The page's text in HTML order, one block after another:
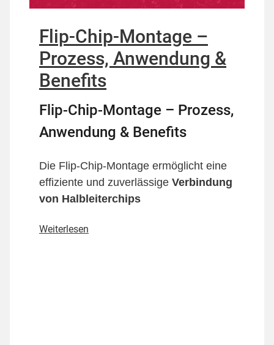
Flip-Chip-Montage –
Prozess, Anwendung &
Benefits
Flip-Chip-Montage – Prozess,
Anwendung & Benefits
Die Flip-Chip-Montage ermöglicht eine
effiziente und zuverlässige Verbindung
von Halbleiterchips
Weiterlesen